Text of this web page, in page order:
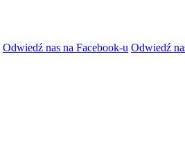
Odwiedź nas na Facebook-u Odwiedź